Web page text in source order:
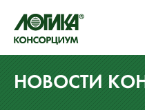
НОВОСТИ